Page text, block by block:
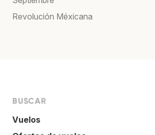
Revolución Méxicana
BUSCAR
Vuelos